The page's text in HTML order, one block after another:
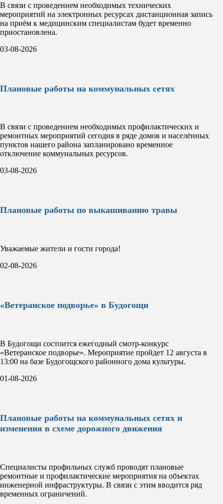
В связи с проведением необходимых технических
мероприятий на электронных ресурсах дистанционная запись
на приём к медицинским специалистам будет временно
приостановлена.
03-08-2026
Плановые работы на коммунальных сетях
В связи с проведением необходимых профилактических и
ремонтных мероприятий сегодня в ряде домов и населённых
пунктов нашего района запланировано временное
отключение коммунальных ресурсов.
03-08-2026
Плановые работы по выкашиванию травы
Уважаемые жители и гости города!
02-08-2026
«Ветеранское подворье» в Будогощи
В Будогощи состоится ежегодный смотр-конкурс
«Ветеранское подворье». Мероприятие пройдет 12 августа в
13:00 на базе Будогощского районного дома культуры.
01-08-2026
Плановые работы на коммунальных сетях и
изменения в схеме дорожного движения
Специалисты профильных служб проводят плановые
ремонтные и профилактические мероприятия на объектах
инженерной инфраструктуры. В связи с этим вводится ряд
временных ограничений.